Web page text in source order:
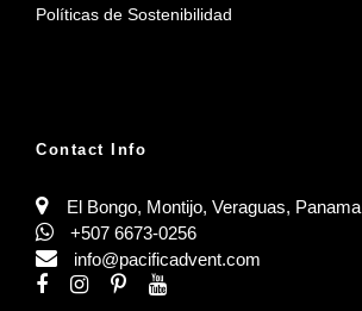
Políticas de Sostenibilidad
Contact Info
El Bongo, Montijo, Veraguas, Panama
+507 6673-0256
info@pacificadvent.com